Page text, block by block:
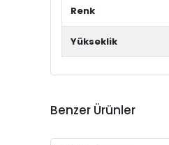
Renk
Yükseklik
Benzer Ürünler